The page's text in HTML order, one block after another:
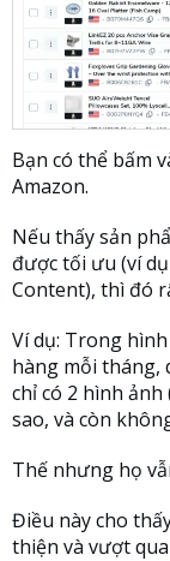
Bạn có thể bấm
Amazon.
Nếu thấy sản
được tối ưu (ví
Content), thì đó
Ví dụ: Trong
hàng mỗi tháng,
chỉ có 2 hình
sao, và còn
Thế nhưng họ
Điều này cho
thiện và vượt